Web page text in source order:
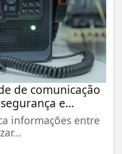
de comunicação
e...
informações entre